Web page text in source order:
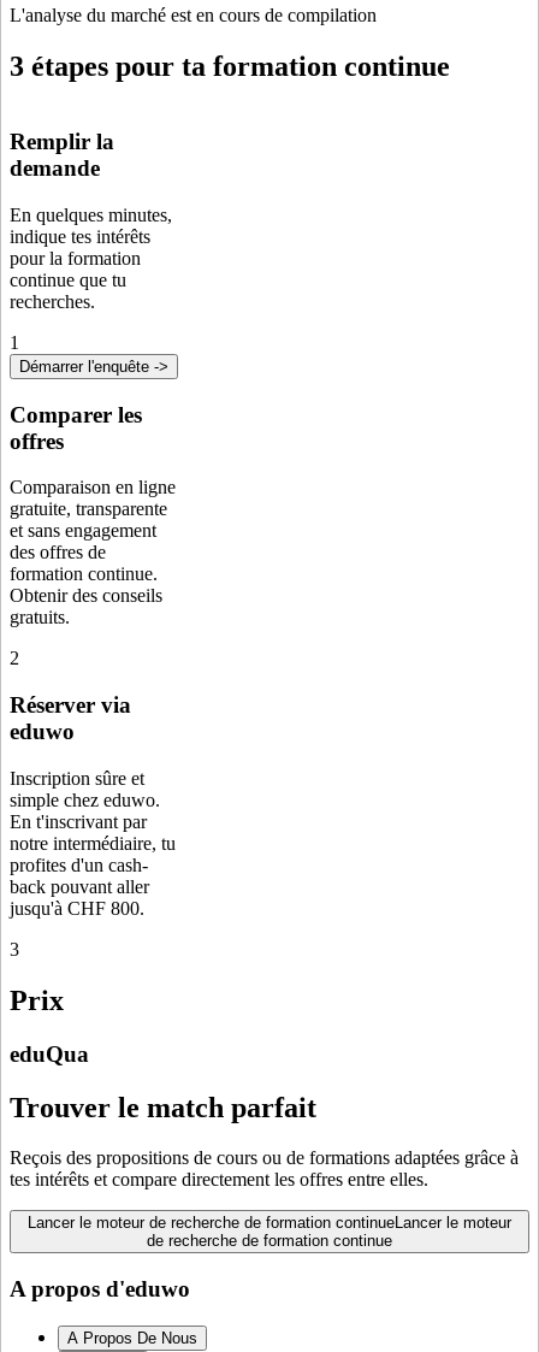
L'analyse du marché est en cours de compilation
3 étapes pour ta formation continue
Remplir la
demande
En quelques minutes,
indique tes intérêts
pour la formation
continue que tu
recherches.
1
Démarrer l'enquête ->
Comparer les
offres
Comparaison en ligne
gratuite, transparente
et sans engagement
des offres de
formation continue.
Obtenir des conseils
gratuits.
2
Réserver via
eduwo
Inscription sûre et
simple chez eduwo.
En t'inscrivant par
notre intermédiaire, tu
profites d'un cash-
back pouvant aller
jusqu'à CHF 800.
3
Prix
eduQua
Trouver le match parfait
Reçois des propositions de cours ou de formations adaptées grâce à
tes intérêts et compare directement les offres entre elles.
Lancer le moteur de recherche de formation continueLancer le moteur
de recherche de formation continue
A propos d'eduwo
A Propos De Nous